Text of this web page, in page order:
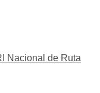
Nacional de Ruta